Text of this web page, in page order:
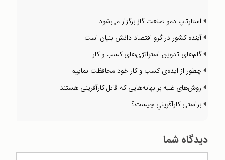
استارتاپ دمو صنعت گاز برگزار می‌شود
آینده کشور در گرو اقتصاد دانش بنیان است
گام‌های تدوین استراتژی‌های کسب و کار
چطور از ايده‌ی كسب و كار خود محافظت نماييم
روش‌های غلبه بر بهانه‌هايی كه قاتل كارآفرينی هستند
براستی كارآفريني چيست؟
دیدگاه شما